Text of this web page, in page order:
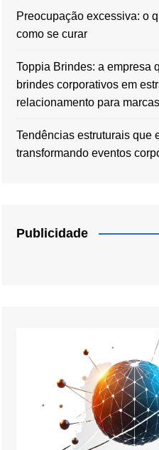
Preocupação excessiva: o
como se curar
Toppia Brindes: a empresa
brindes corporativos em
relacionamento para
Tendências estruturais que
transformando eventos
Publicidade